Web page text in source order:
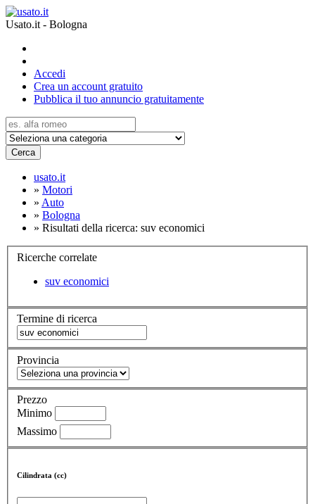
Usato.it - Bologna
Accedi
Crea un account gratuito
Pubblica il tuo annuncio gratuitamente
Cerca
usato.it
» Motori
» Auto
» Bologna
» Risultati della ricerca: suv economici
Ricerche correlate
suv economici
Termine di ricerca
Provincia
Prezzo
Minimo
Massimo
Cilindrata (cc)